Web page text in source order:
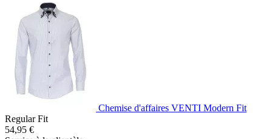
Chemise d'affaires VENTI Modern Fit
Regular Fit
54,95 €